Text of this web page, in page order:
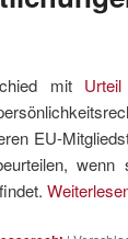
mit
EU-